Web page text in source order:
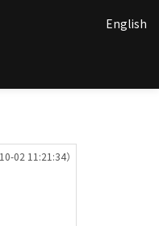
English
02 11:21:34）